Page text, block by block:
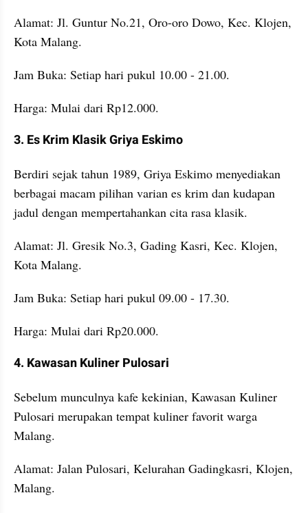
Alamat: Jl. Guntur No.21, Oro-oro Dowo, Kec. Klojen,
Kota Malang.
Jam Buka: Setiap hari pukul 10.00 - 21.00.
Harga: Mulai dari Rp12.000.
3. Es Krim Klasik Griya Eskimo
Berdiri sejak tahun 1989, Griya Eskimo menyediakan
berbagai macam pilihan varian es krim dan kudapan
jadul dengan mempertahankan cita rasa klasik.
Alamat: Jl. Gresik No.3, Gading Kasri, Kec. Klojen,
Kota Malang.
Jam Buka: Setiap hari pukul 09.00 - 17.30.
Harga: Mulai dari Rp20.000.
4. Kawasan Kuliner Pulosari
Sebelum munculnya kafe kekinian, Kawasan Kuliner
Pulosari merupakan tempat kuliner favorit warga
Malang.
Alamat: Jalan Pulosari, Kelurahan Gadingkasri, Klojen,
Malang.